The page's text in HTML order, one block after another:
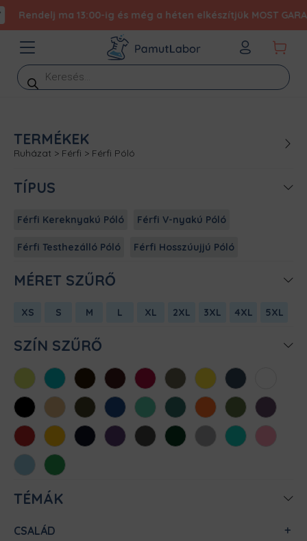
Rendelj ma 13:00-ig és még a héten elkészítjük MOST
Products
search
TERMÉKEK
Ruházat > Férfi > Férfi Póló
TÍPUS
Férfi Kereknyakú Póló Férfi V-nyakú Póló
Férfi Testhezálló Póló Férfi Hosszúujjú Póló
MÉRET SZŰRŐ
XS S M L XL 2XL 3XL 4XL 5XL
SZÍN SZŰRŐ
AlmazöldAtollkékBarnaBordóChili Cink Citromsárga
Denim
FeketeHomokKhaki KirálykékMentaMéregzöld
NarancsOliva Padlizsán
Piros SárgaSötétkékSötétlilaSötétszürke
SötétzöldSportszürke
Türkiz
Világos
rózsaszín
Világoskék
Zöld
TÉMÁK
CSALÁD